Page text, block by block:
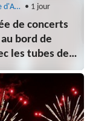
La Presse d'Armor (Paimpol) • 1 jour
de concerts
bord de
les tubes de
Pontrieux !